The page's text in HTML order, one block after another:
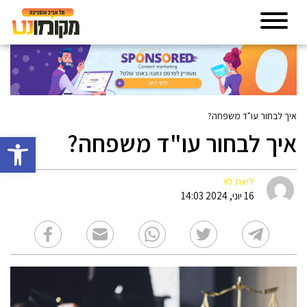
פתח
איך לבחור עו"ד משפחה?
איך לבחור עו"ד משפחה?
ליאת לוי
16 יוני, 2024 14:03